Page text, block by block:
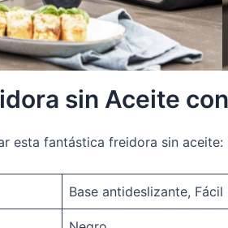
sin Aceite
esta fantástica freidora sin aceite:
Base antideslizante,